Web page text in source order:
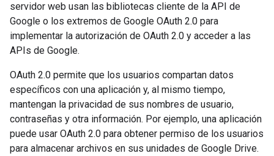
servidor web usan las bibliotecas cliente de la API de
Google o los extremos de Google OAuth 2.0 para
implementar la autorización de OAuth 2.0 y acceder a las
APIs de Google.
OAuth 2.0 permite que los usuarios compartan datos
específicos con una aplicación y, al mismo tiempo,
mantengan la privacidad de sus nombres de usuario,
contraseñas y otra información. Por ejemplo, una aplicación
puede usar OAuth 2.0 para obtener permiso de los usuarios
para almacenar archivos en sus unidades de Google Drive.